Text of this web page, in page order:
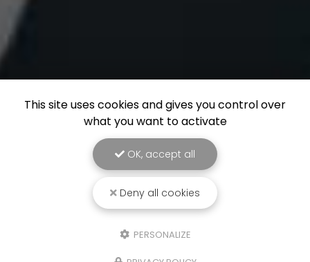
This site uses cookies and gives you control over
what you want to activate
OK, accept all
Deny all cookies
PERSONALIZE